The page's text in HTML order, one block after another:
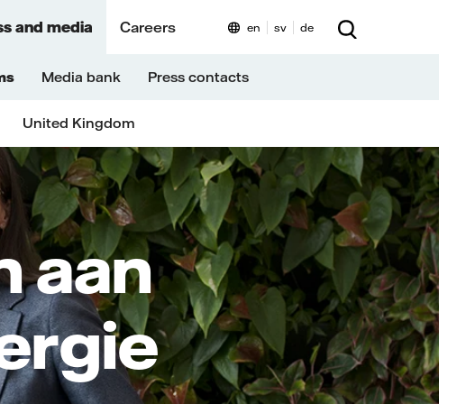
and media Careers
Media bank Press contacts
United Kingdom
en sv de
aan